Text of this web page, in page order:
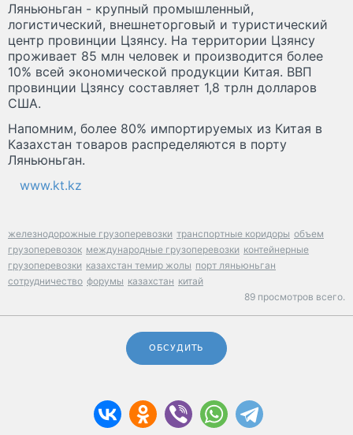
Ляньюньган - крупный промышленный,
логистический, внешнеторговый и туристический
центр провинции Цзянсу. На территории Цзянсу
проживает 85 млн человек и производится более
10% всей экономической продукции Китая. ВВП
провинции Цзянсу составляет 1,8 трлн долларов
США.
Напомним, более 80% импортируемых из Китая в
Казахстан товаров распределяются в порту
Ляньюньган.
www.kt.kz
железнодорожные грузоперевозки транспортные коридоры объем
грузоперевозок международные грузоперевозки контейнерные
грузоперевозки казахстан темир жолы порт ляньюньган
сотрудничество форумы казахстан китай
89 просмотров всего.
ОБСУДИТЬ